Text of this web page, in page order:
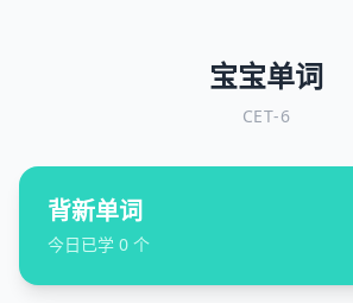
宝宝单词
CET-6
背新单词
今日已学 0 个